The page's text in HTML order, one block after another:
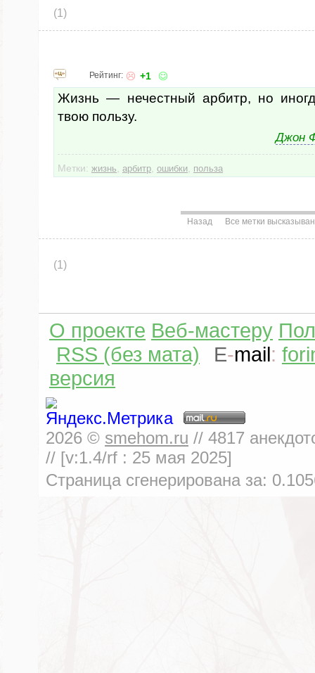
(1)
Рейтинг: +1
Жизнь — нечестный арбитр, но
твою пользу.
Джон
Метки: жизнь арбитр ошибки польза
Назад Все метки
(1)
О проекте Веб-мастеру
RSS (без мата)
E-mail:
версия
2026 © smehom.ru // 4817
// [v:1.4/rf : 25 мая 2025]
Страница сгенерирована за: